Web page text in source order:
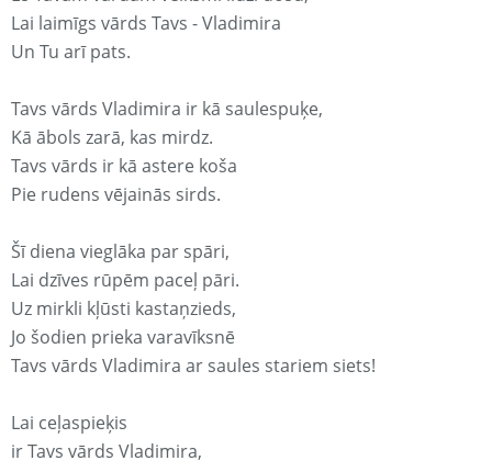
Lai laimīgs vārds Tavs - Vladimira
Un Tu arī pats.
Tavs vārds Vladimira ir kā saulespuķe,
Kā ābols zarā, kas mirdz.
Tavs vārds ir kā astere koša
Pie rudens vējainās sirds.
Šī diena vieglāka par spāri,
Lai dzīves rūpēm paceļ pāri.
Uz mirkli kļūsti kastaņzieds,
Jo šodien prieka varavīksnē
Tavs vārds Vladimira ar saules stariem siets!
Lai ceļaspieķis
ir Tavs vārds Vladimira,